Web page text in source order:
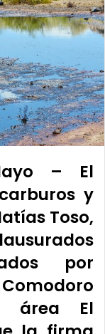
– El
y
Toso,
por
área El